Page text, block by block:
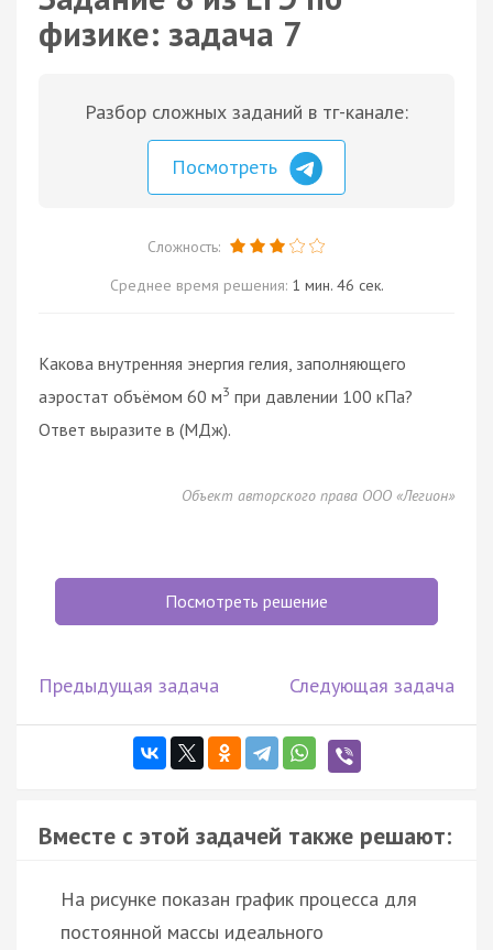
физике: задача 7
Разбор сложных заданий в тг-канале:
Посмотреть
Сложность:
Среднее время решения: 1 мин. 46 сек.
Какова внутренняя энергия гелия, заполняющего
аэростат объёмом 60 м3 при давлении 100 кПа?
Ответ выразите в (МДж).
Объект авторского права ООО «Легион»
Посмотреть решение
Предыдущая задача Следующая задача
Вместе с этой задачей также решают:
На рисунке показан график процесса для
постоянной массы идеального